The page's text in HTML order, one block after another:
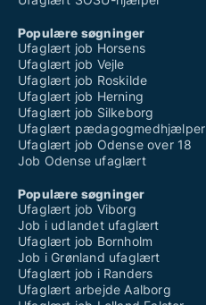
Populære søgninger
Ufaglært job Horsens
Ufaglært job Vejle
Ufaglært job Roskilde
Ufaglært job Herning
Ufaglært job Silkeborg
Ufaglært pædagogmedhjælper
Ufaglært job Odense over 18
Job Odense ufaglært
Populære søgninger
Ufaglært job Viborg
Job i udlandet ufaglært
Ufaglært job Bornholm
Job i Grønland ufaglært
Ufaglært job i Randers
Ufaglært arbejde Aalborg